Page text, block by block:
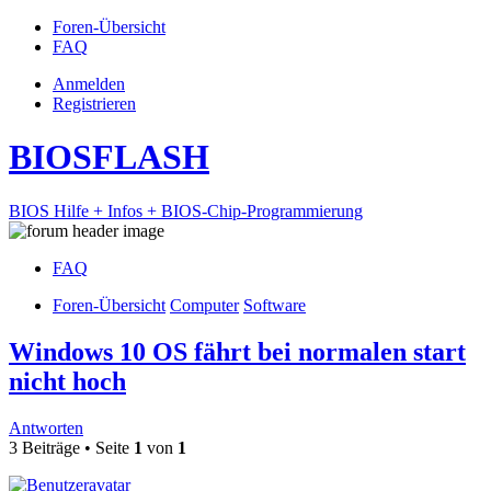
Foren-Übersicht
FAQ
Anmelden
Registrieren
BIOSFLASH
BIOS Hilfe + Infos + BIOS-Chip-Programmierung
FAQ
Foren-Übersicht Computer Software
Windows 10 OS fährt bei normalen start
nicht hoch
Antworten
3 Beiträge • Seite 1 von 1